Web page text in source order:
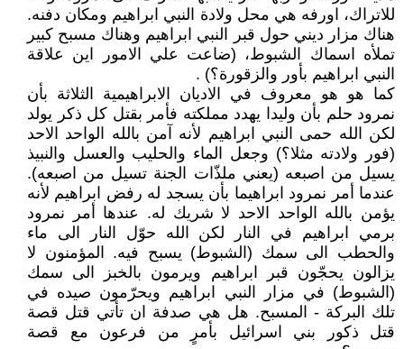
للاتراك، اورفه هي محل ولادة النبي ابراهيم ومكان دفنه.
هناك مزار ديني حول قبر النبي ابراهيم وهناك مسبح كبير
تملأه اسماك الشبوط، (ضاعت علي الامور اين علاقة
النبي ابراهيم بأور والزقورة؟) .
كما هو هو معروف في الاديان الابراهيمية الثلاثة بأن
نمرود حلم بأن وليدا يهدد مملكته فأمر بقتل كل ذكر يولد
لكن الله حمى النبي ابراهيم لأنه آمن بالله الواحد الاحد
(فور ولادته مثلا؟) وجعل الماء والحليب والعسل والنبيذ
يسيل من اصبعه (يعني ملذّات الجنة تسيل من اصبعه).
عندما أمر نمرود ابراهيما بأن يسجد له رفض ابراهيم لأنه
يؤمن بالله الواحد الاحد لا شريك له. عندها أمر نمرود
برمي ابراهيم في النار لكن الله حوّل النار الى ماء
والحطب الى سمك (الشبوط) يسبح فيه. المؤمنون لا
يزالون يحجّون قبر ابراهيم ويرمون بالخبز الى سمك
(الشبوط) في مزار النبي ابراهيم ويحرّمون صيده في
تلك البركة - المسبح. هل هي صدفة ان تأتي قتل قصة
قتل ذكور بني اسرائيل بأمرٍ من فرعون مع قصة